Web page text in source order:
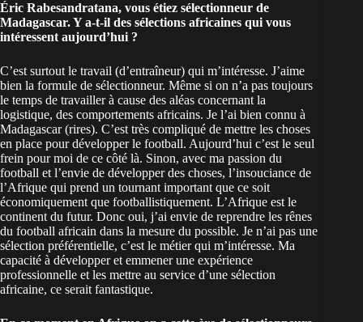
Éric Rabesandratana, vous étiez sélectionneur de
Madagascar. Y a-t-il des sélections africaines qui vous
intéressent aujourd’hui ?
C’est surtout le travail (d’entraîneur) qui m’intéresse. J’aime
bien la formule de sélectionneur. Même si on n’a pas toujours
le temps de travailler à cause des aléas concernant la
logistique, des comportements africains. Je l’ai bien connu à
Madagascar (rires). C’est très compliqué de mettre les choses
en place pour développer le football. Aujourd’hui c’est le seul
frein pour moi de ce côté là. Sinon, avec ma passion du
football et l’envie de développer des choses, l’insouciance de
l’Afrique qui prend un tournant important que ce soit
économiquement que footballistiquement. L’Afrique est le
continent du futur. Donc oui, j’ai envie de reprendre les rênes
du football africain dans la mesure du possible. Je n’ai pas une
sélection préférentielle, c’est le métier qui m’intéresse. Ma
capacité à développer et emmener une expérience
professionnelle et les mettre au service d’une sélection
africaine, ce serait fantastique.